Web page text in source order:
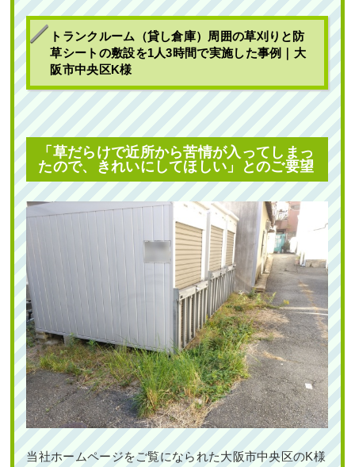
トランクルーム（貸し倉庫）周囲の草刈りと防
草シートの敷設を1人3時間で実施した事例｜大
阪市中央区K様
「草だらけで近所から苦情が入ってしまっ
たので、きれいにしてほしい」とのご要望
当社ホームページをご覧になられた大阪市中央区のK様